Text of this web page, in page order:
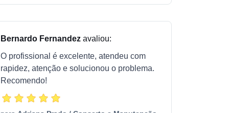
Bernardo Fernandez avaliou:
O profissional é excelente, atendeu com
rapidez, atenção e solucionou o problema.
Recomendo!